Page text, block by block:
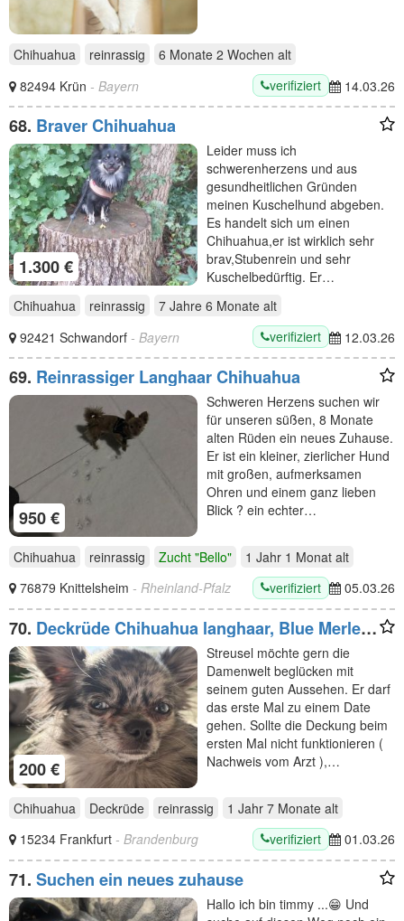
Chihuahua reinrassig 6 Monate 2 Wochen alt
82494 Krün - Bayern verifiziert 14.03.26
68. Braver Chihuahua
1.300 €
Leider muss ich
schwerenherzens und aus
gesundheitlichen Gründen
meinen Kuschelhund abgeben.
Es handelt sich um einen
Chihuahua,er ist wirklich sehr
brav,Stubenrein und sehr
Kuschelbedürftig. Er…
Chihuahua
reinrassig 7 Jahre 6 Monate alt
92421 Schwandorf - Bayern verifiziert 12.03.26
69. Reinrassiger Langhaar Chihuahua
950 €
Schweren Herzens suchen wir
für unseren süßen, 8 Monate
alten Rüden ein neues Zuhause.
Er ist ein kleiner, zierlicher Hund
mit großen, aufmerksamen
Ohren und einem ganz lieben
Blick ? ein echter…
Chihuahua reinrassig Zucht "Bello" 1 Jahr 1 Monat alt
76879 Knittelsheim - Rheinland-Pfalz verifiziert 05.03.26
70. Deckrüde Chihuahua langhaar, Blue Merle,
blaue Augen
200 €
Streusel möchte gern die
Damenwelt beglücken mit
seinem guten Aussehen. Er darf
das erste Mal zu einem Date
gehen. Sollte die Deckung beim
ersten Mal nicht funktionieren (
Nachweis vom Arzt ),…
Chihuahua Deckrüde reinrassig 1 Jahr 7 Monate alt
15234 Frankfurt - Brandenburg verifiziert 01.03.26
71. Suchen ein neues zuhause
Hallo ich bin timmy ...😁 Und